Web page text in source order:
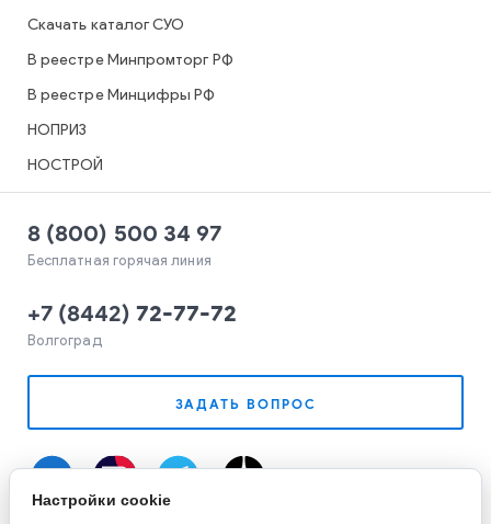
Скачать каталог СУО
В реестре Минпромторг РФ
В реестре Минцифры РФ
НОПРИЗ
НОСТРОЙ
8 (800) 500 34 97
Бесплатная горячая линия
+7 (8442) 72-77-72
Волгоград
ЗАДАТЬ ВОПРОС
Настройки cookie